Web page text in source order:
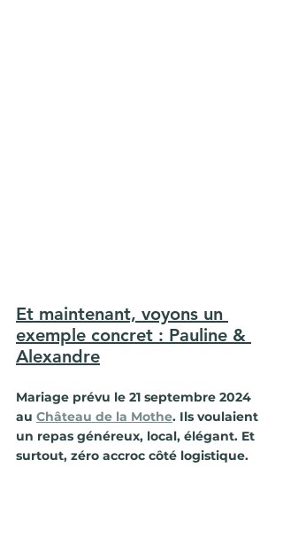
Et maintenant, voyons un
exemple concret : Pauline &
Alexandre
Mariage prévu le 21 septembre 2024
au Château de la Mothe. Ils voulaient
un repas généreux, local, élégant. Et
surtout, zéro accroc côté logistique.